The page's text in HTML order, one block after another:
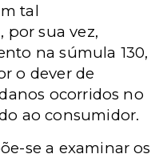
tal
por sua vez,
na súmula 130,
o dever de
ocorridos no
ao consumidor.
se a examinar os